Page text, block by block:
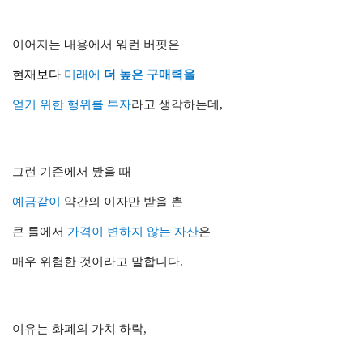
이어지는 내용에서 워런 버핏은
현재보다 미래에 더 높은 구매력을
얻기 위한 행위 를 투자라고 생각하는데,
그런 기준에서 봤을 때
예금같이 약간의 이자만 받을 뿐
큰 틀에서 가격이 변하지 않는 자산은
매우 위험한 것이라고 말합니다.
이유는 화폐의 가치 하락,